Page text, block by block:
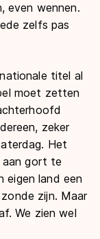
even wennen.
zelfs pas
titel al
moet zetten
zeker
Het
aan gort te
eigen land een
zijn. Maar
We zien wel